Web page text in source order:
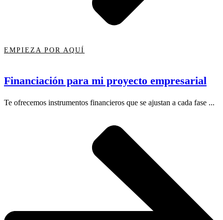
EMPIEZA POR AQUÍ
Financiación para mi proyecto empresarial
Te ofrecemos instrumentos financieros que se ajustan a cada fase ...